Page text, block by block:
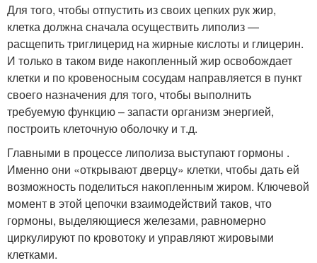
Для того, чтобы отпустить из своих цепких рук жир,
клетка должна сначала осуществить липолиз —
расщепить триглицерид на жирные кислоты и глицерин.
И только в таком виде накопленный жир освобождает
клетки и по кровеносным сосудам направляется в пункт
своего назначения для того, чтобы выполнить
требуемую функцию – запасти организм энергией,
построить клеточную оболочку и т.д.
Главными в процессе липолиза выступают гормоны .
Именно они «открывают дверцу» клетки, чтобы дать ей
возможность поделиться накопленным жиром. Ключевой
момент в этой цепочки взаимодействий таков, что
гормоны, выделяющиеся железами, равномерно
циркулируют по кровотоку и управляют жировыми
клетками.